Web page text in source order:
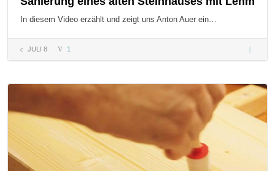
In diesem Video erzählt und zeigt uns Anton Auer ein…
JULI 8 1
eines
mit